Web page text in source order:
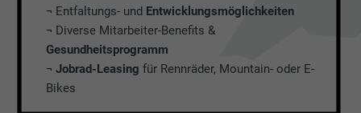
¬ Entfaltungs- und Entwicklungsmöglichkeiten
¬ Diverse Mitarbeiter-Benefits &
Gesundheitsprogramm
¬Jobrad-Leasing für Rennräder, Mountain- oder E-
Bikes